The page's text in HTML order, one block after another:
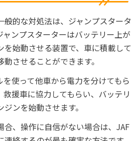
般的な対処法は、ジャンプスタータ
ャンプスターターはバッテリー上が
を始動させる装置で、車に積載して
させることができます。
を使って他車から電力を分けてもら
救援車に協力してもらい、バッテリ
ンを始動させます。
合、操作に自信がない場合は、JAF